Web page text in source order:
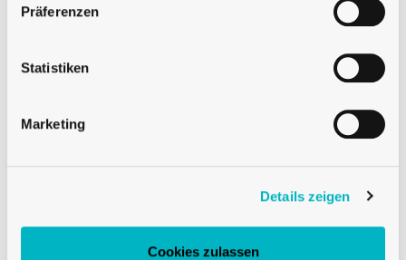
Präferenzen
Statistiken
Marketing
Details zeigen
Cookies zulassen
Verkauf ab einer Palette
Technische Zeichnung PDF